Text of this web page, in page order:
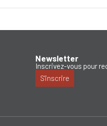
Newsletter
Inscrivez-vous pour
S'inscrire